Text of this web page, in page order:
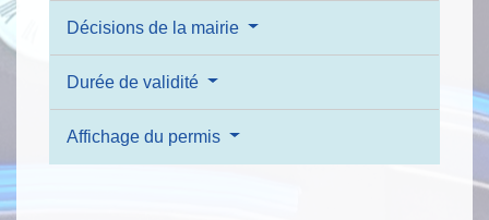
Décisions de la mairie
Durée de validité
Affichage du permis